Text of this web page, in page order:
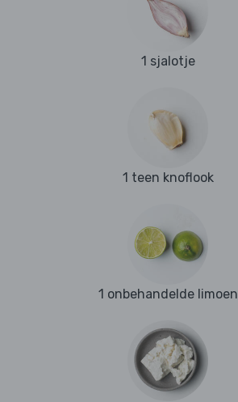
1 sjalotje
1 teen knoflook
1 onbehandelde limoen